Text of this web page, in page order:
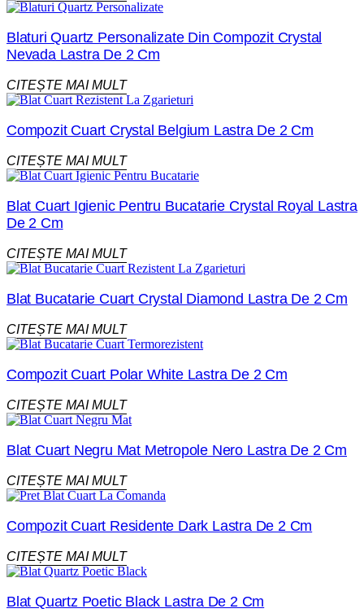
Blaturi Quartz Personalizate Din Compozit Crystal
Nevada Lastra De 2 Cm
CITEȘTE MAI MULT
Compozit Cuart Crystal Belgium Lastra De 2 Cm
CITEȘTE MAI MULT
Blat Cuart Igienic Pentru Bucatarie Crystal Royal Lastra
De 2 Cm
CITEȘTE MAI MULT
Blat Bucatarie Cuart Crystal Diamond Lastra De 2 Cm
CITEȘTE MAI MULT
Compozit Cuart Polar White Lastra De 2 Cm
CITEȘTE MAI MULT
Blat Cuart Negru Mat Metropole Nero Lastra De 2 Cm
CITEȘTE MAI MULT
Compozit Cuart Residente Dark Lastra De 2 Cm
CITEȘTE MAI MULT
Blat Quartz Poetic Black Lastra De 2 Cm